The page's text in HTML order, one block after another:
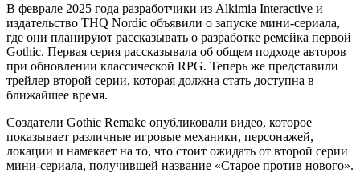
В феврале 2025 года разработчики из Alkimia Interactive и
издательство THQ Nordic объявили о запуске мини-сериала,
где они планируют рассказывать о разработке ремейка первой
Gothic. Первая серия рассказывала об общем подходе авторов
при обновлении классической RPG. Теперь же представили
трейлер второй серии, которая должна стать доступна в
ближайшее время.
Создатели Gothic Remake опубликовали видео, которое
показывает различные игровые механики, персонажей,
локации и намекает на то, что стоит ожидать от второй серии
мини-сериала, получившей название «Старое против нового».